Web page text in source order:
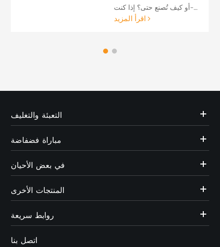
-أو كيف تُصنع حتى؟ إذا كنت
قد بحثت عن "كيفية صنع علبة
التعبئة والتغليف
مباراة فضفاضة
في بعض الأحيان
المنتجات الأخرى
روابط سريعة
اتصل بنا